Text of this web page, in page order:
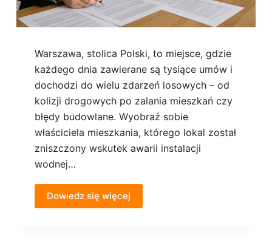
Warszawa, stolica Polski, to miejsce, gdzie
każdego dnia zawierane są tysiące umów i
dochodzi do wielu zdarzeń losowych – od
kolizji drogowych po zalania mieszkań czy
błędy budowlane. Wyobraź sobie
właściciela mieszkania, którego lokal został
zniszczony wskutek awarii instalacji
wodnej…
Dowiedz się więcej